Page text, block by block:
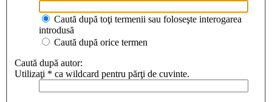
Caută după toţi termenii sau foloseşte interogarea
introdusă
Caută după orice termen
Caută după autor:
Utilizaţi * ca wildcard pentru părţi de cuvinte.